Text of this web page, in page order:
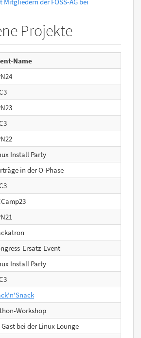
Projekte
Name
Install Party
in der O-Phase
Ersatz-Event
Install Party
Workshop
Gast bei der Linux Lounge